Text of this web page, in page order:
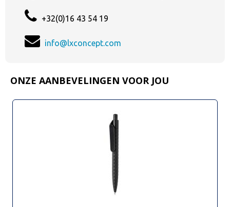
+32(0)16 43 54 19
info@lxconcept.com
ONZE AANBEVELINGEN VOOR JOU